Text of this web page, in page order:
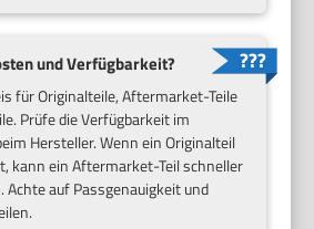
und Verfügbarkeit?
für Originalteile, Aftermarket-Teile
Prüfe die Verfügbarkeit im
Hersteller. Wenn ein Originalteil
kann ein Aftermarket-Teil schneller
Achte auf Passgenauigkeit und